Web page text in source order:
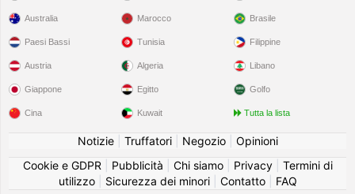
Australia
Paesi Bassi
Austria
Giappone
Cina
Marocco
Tunisia
Algeria
Egitto
Kuwait
Brasile
Filippine
Libano
Golfo
Tutta la lista
Notizie| Truffatori| Negozio| Opinioni
Cookie e GDPR
Pubblicità Chi siamo| Privacy| Termini di
utilizzo| Sicurezza dei minori| Contatto| FAQ